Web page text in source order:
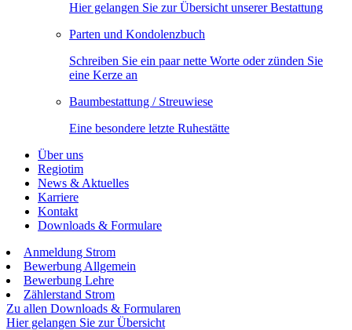
Hier gelangen Sie zur Übersicht unserer Bestattung
Parten und Kondolenzbuch
Schreiben Sie ein paar nette Worte oder zünden Sie
eine Kerze an
Baumbestattung / Streuwiese
Eine besondere letzte Ruhestätte
Über uns
Regiotim
News & Aktuelles
Karriere
Kontakt
Downloads & Formulare
Anmeldung Strom
Bewerbung Allgemein
Bewerbung Lehre
Zählerstand Strom
Zu allen Downloads & Formularen
Hier gelangen Sie zur Übersicht